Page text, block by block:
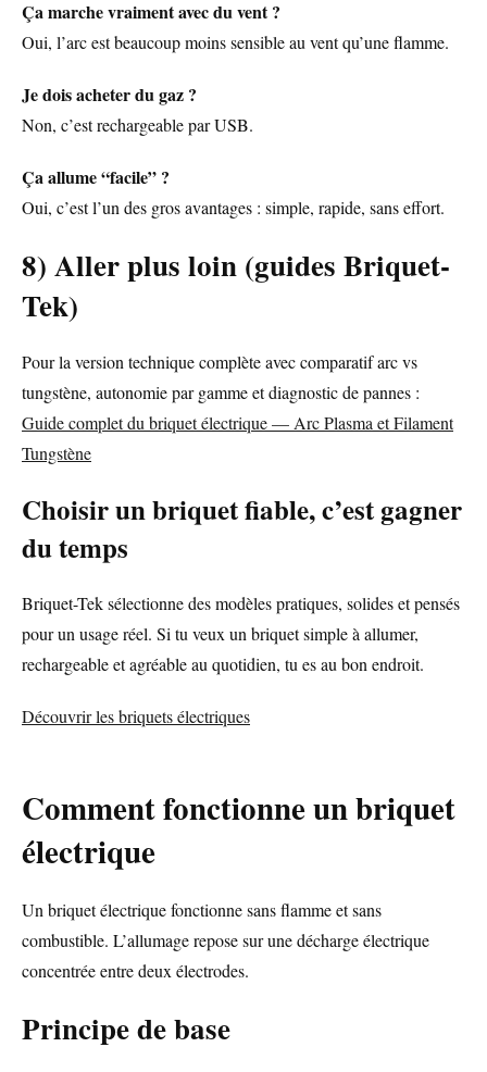
Ça marche vraiment avec du vent ?
Oui, l’arc est beaucoup moins sensible au vent qu’une flamme.
Je dois acheter du gaz ?
Non, c’est rechargeable par USB.
Ça allume “facile” ?
Oui, c’est l’un des gros avantages : simple, rapide, sans effort.
8) Aller plus loin (guides Briquet-
Tek)
Pour la version technique complète avec comparatif arc vs
tungstène, autonomie par gamme et diagnostic de pannes :
Guide complet du briquet électrique — Arc Plasma et Filament
Tungstène
Choisir un briquet fiable, c’est gagner
du temps
Briquet-Tek sélectionne des modèles pratiques, solides et pensés
pour un usage réel. Si tu veux un briquet simple à allumer,
rechargeable et agréable au quotidien, tu es au bon endroit.
Découvrir les briquets électriques
Comment fonctionne un briquet
électrique
Un briquet électrique fonctionne sans flamme et sans
combustible. L’allumage repose sur une décharge électrique
concentrée entre deux électrodes.
Principe de base